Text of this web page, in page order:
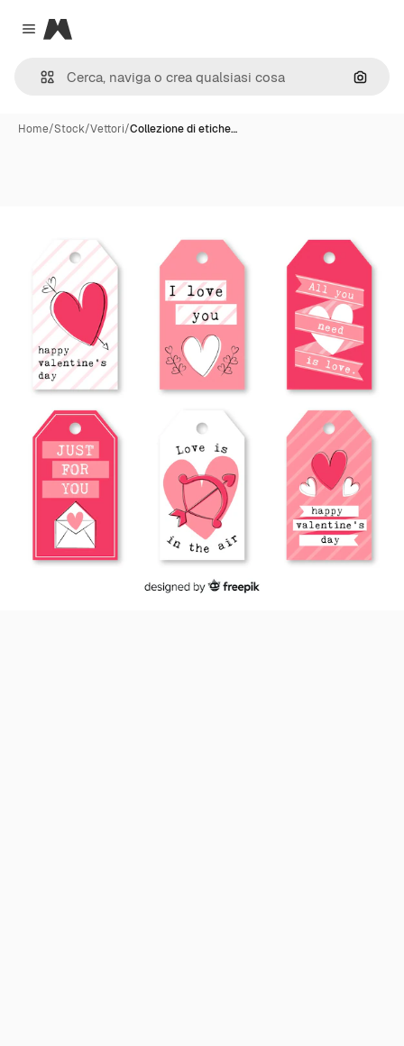
Close menu
Magnific
Cerca
Home/Stock/Vettori/Collezione di etiche…